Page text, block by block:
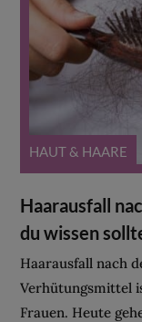
HAUT & HAARE
Haarausfall
du wissen
Haarausfall nach
Verhütungsmittel
Frauen. Heute